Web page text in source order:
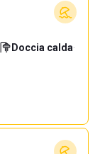
Doccia calda·